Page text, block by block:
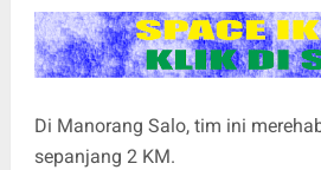
Di Manorang Salo, tim ini
sepanjang 2 KM.